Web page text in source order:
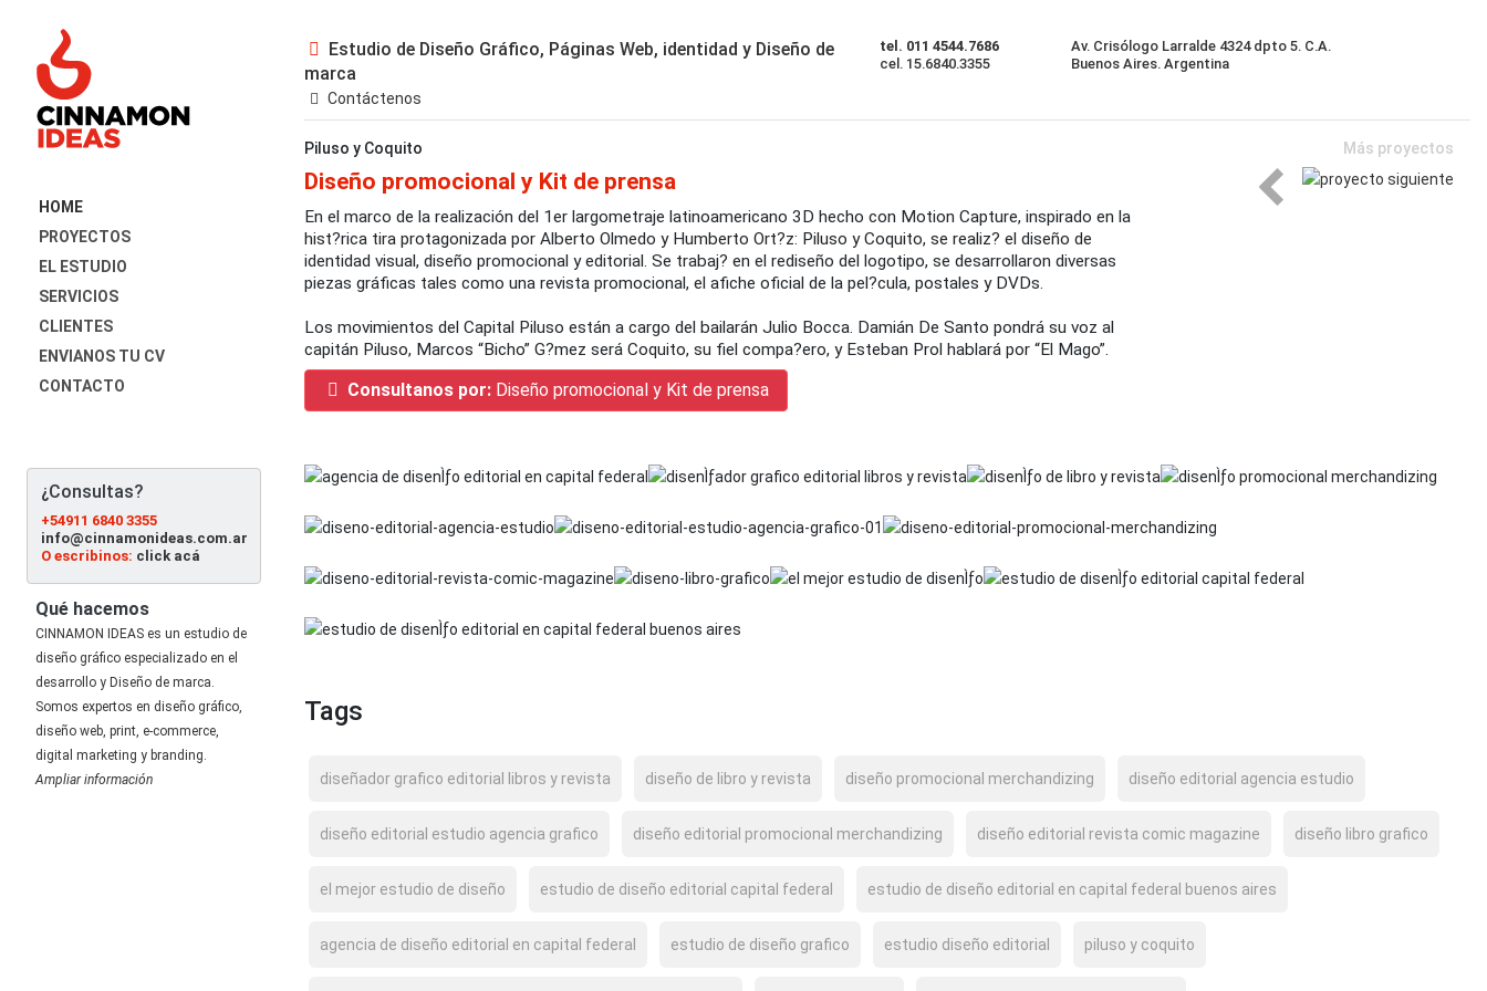
HOME
PROYECTOS
EL ESTUDIO
SERVICIOS
CLIENTES
ENVIANOS TU CV
CONTACTO
¿Consultas?
+54911 6840 3355
info@cinnamonideas.com.ar
O escribinos: click acá
Qué hacemos
CINNAMON IDEAS es un estudio de
diseño gráfico especializado en el
desarrollo y Diseño de marca.
Somos expertos en diseño gráfico,
diseño web, print, e-commerce,
digital marketing y branding.
Ampliar información
Estudio de Diseño Gráfico, Páginas Web, identidad y Diseño de
marca
Contáctenos
tel. 011 4544.7686
cel. 15.6840.3355
Av. Crisólogo Larralde 4324 dpto 5. C.A.
Buenos Aires. Argentina
Piluso y Coquito
Diseño promocional y Kit de prensa
En el marco de la realización del 1er largometraje latinoamericano 3D hecho con Motion Capture, inspirado en la
hist?rica tira protagonizada por Alberto Olmedo y Humberto Ort?z: Piluso y Coquito, se realiz? el diseño de
identidad visual, diseño promocional y editorial. Se trabaj? en el rediseño del logotipo, se desarrollaron diversas
piezas gráficas tales como una revista promocional, el afiche oficial de la pel?cula, postales y DVDs.
Los movimientos del Capital Piluso están a cargo del bailarán Julio Bocca. Damián De Santo pondrá su voz al
capitán Piluso, Marcos “Bicho” G?mez será Coquito, su fiel compa?ero, y Esteban Prol hablará por “El Mago”.
Consultanos por: Diseño promocional y Kit de prensa
Más proyectos
Tags
diseñador grafico editorial libros y revista diseño de libro y revista diseño promocional merchandizing diseño editorial agencia estudio
diseño editorial estudio agencia grafico diseño editorial promocional merchandizing diseño editorial revista comic magazine diseño libro grafico
el mejor estudio de diseño estudio de diseño editorial capital federal estudio de diseño editorial en capital federal buenos aires
agencia de diseño editorial en capital federal estudio de diseño grafico estudio diseño editorial piluso y coquito